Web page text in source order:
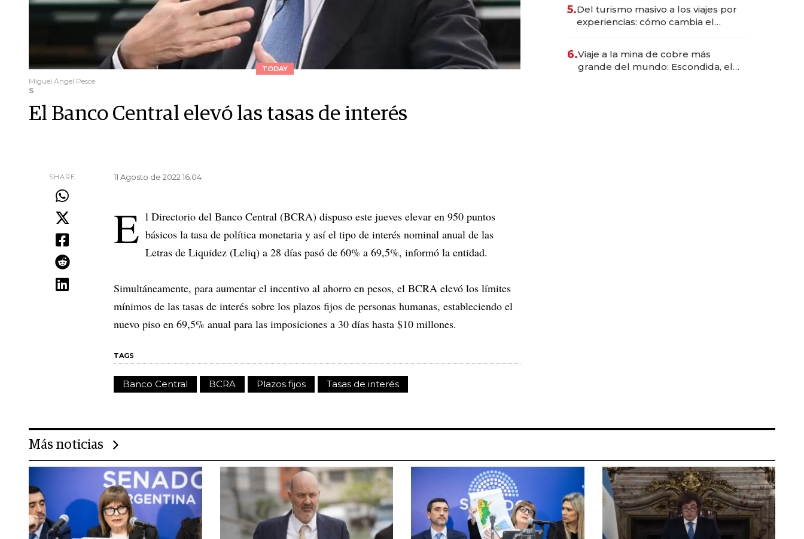
TODAY
Miguel Ángel Pesce
S
El Banco Central elevó las tasas de interés
SHARE 11 Agosto de 2022 16.04
E l Directorio del Banco Central (BCRA) dispuso este jueves elevar en 950 puntos
básicos la tasa de política monetaria y así el tipo de interés nominal anual de las
Letras de Liquidez (Leliq) a 28 días pasó de 60% a 69,5%, informó la entidad.
Simultáneamente, para aumentar el incentivo al ahorro en pesos, el BCRA elevó los límites
mínimos de las tasas de interés sobre los plazos fijos de personas humanas, estableciendo el
nuevo piso en 69,5% anual para las imposiciones a 30 días hasta $10 millones.
TAGS
Banco Central BCRA Plazos fijos Tasas de interés
transformadoras
5.Del turismo masivo a los viajes por
experiencias: cómo cambia el
6.Viaje a la mina de cobre más
grande del mundo: Escondida, el
Más noticias